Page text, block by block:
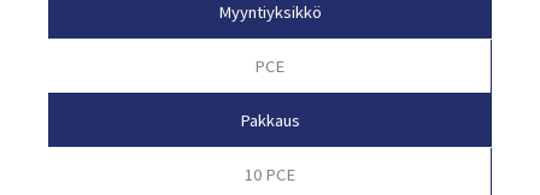
Myyntiyksikkö
PCE
Pakkaus
10 PCE